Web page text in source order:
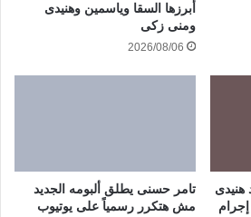
أبرزها السقا وياسمين وهنيدى
ومنى زكى
2026/08/06
هنيدى
تامر حسنى يطلق ألبومه الجديد
مش هتكرر رسمياً على يوتيوب